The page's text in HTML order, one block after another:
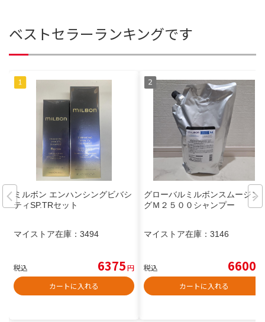
ベストセラーランキングです
ミルボン エンハンシングビバシ
ティSP.TRセット
マイストア在庫： 3494
税込 6375円
カートに入れる
グローバルミルボンスムージン
グＭ２５００シャンプー
マイストア在庫： 3146
税込 6600
カートに入れる